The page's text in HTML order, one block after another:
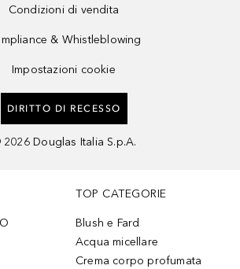
Condizioni di vendita
& Whistleblowing
Impostazioni cookie
DIRITTO DI RECESSO
2026 Douglas Italia S.p.A.
TOP CATEGORIE
Blush e Fard
Acqua micellare
Crema corpo profumata